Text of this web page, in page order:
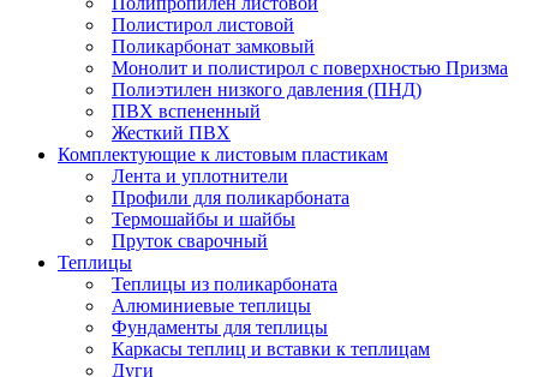
Полистирол листовой
Поликарбонат замковый
Монолит и полистирол с поверхностью Призма
Полиэтилен низкого давления (ПНД)
ПВХ вспененный
Жесткий ПВХ
Комплектующие к листовым пластикам
Лента и уплотнители
Профили для поликарбоната
Термошайбы и шайбы
Пруток сварочный
Теплицы
Теплицы из поликарбоната
Алюминиевые теплицы
Фундаменты для теплицы
Каркасы теплиц и вставки к теплицам
Дуги